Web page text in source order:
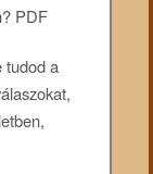
tudod a